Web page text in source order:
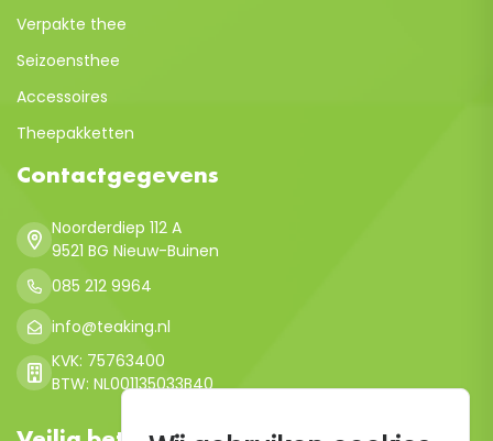
Verpakte thee
Seizoensthee
Accessoires
Theepakketten
Contactgegevens
Noorderdiep 112 A
9521 BG Nieuw-Buinen
085 212 9964
info@teaking.nl
KVK: 75763400
BTW: NL001135033B40